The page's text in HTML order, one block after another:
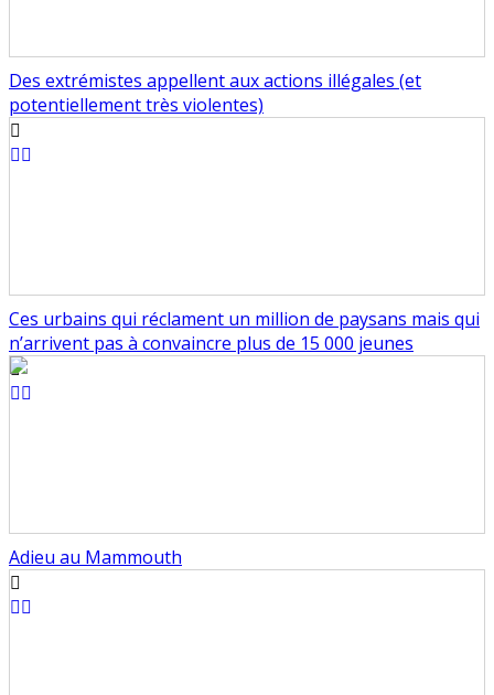
Des extrémistes appellent aux actions illégales (et
potentiellement très violentes)
Ces urbains qui réclament un million de paysans mais qui
n’arrivent pas à convaincre plus de 15 000 jeunes
Adieu au Mammouth